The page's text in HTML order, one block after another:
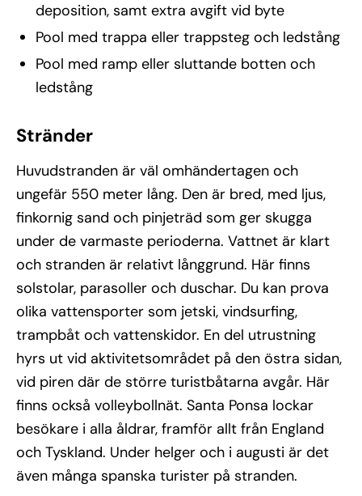
deposition, samt extra avgift vid byte
Pool med trappa eller trappsteg och ledstång
Pool med ramp eller sluttande botten och
ledstång
Stränder
Huvudstranden är väl omhändertagen och
ungefär 550 meter lång. Den är bred, med ljus,
finkornig sand och pinjeträd som ger skugga
under de varmaste perioderna. Vattnet är klart
och stranden är relativt långgrund. Här finns
solstolar, parasoller och duschar. Du kan prova
olika vattensporter som jetski, vindsurfing,
trampbåt och vattenskidor. En del utrustning
hyrs ut vid aktivitetsområdet på den östra sidan,
vid piren där de större turistbåtarna avgår. Här
finns också volleybollnät. Santa Ponsa lockar
besökare i alla åldrar, framför allt från England
och Tyskland. Under helger och i augusti är det
även många spanska turister på stranden.